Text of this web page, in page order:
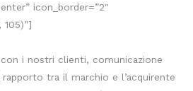
icon_border=”2″
i nostri clienti, comunicazione
tra il marchio e l’acquirente